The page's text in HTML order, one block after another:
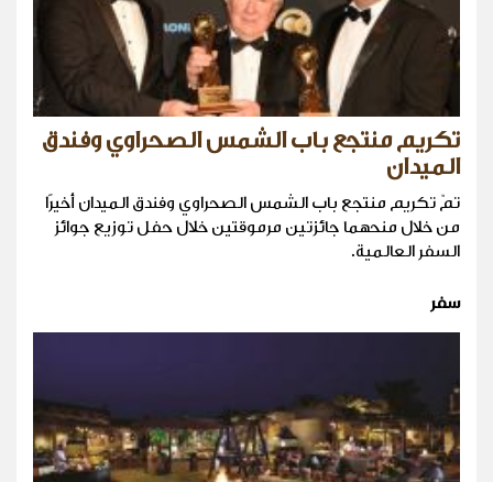
تكريم منتجع باب الشمس الصحراوي وفندق
الميدان
تمّ تكريم منتجع باب الشمس الصحراوي وفندق الميدان أخيرًا
من خلال منحهما جائزتين مرموقتين خلال حفل توزيع جوائز
السفر العالمية.
سفر